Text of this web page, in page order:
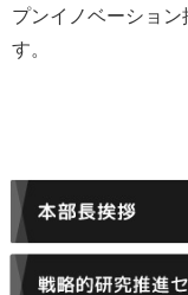
プンイノベーショ
す。